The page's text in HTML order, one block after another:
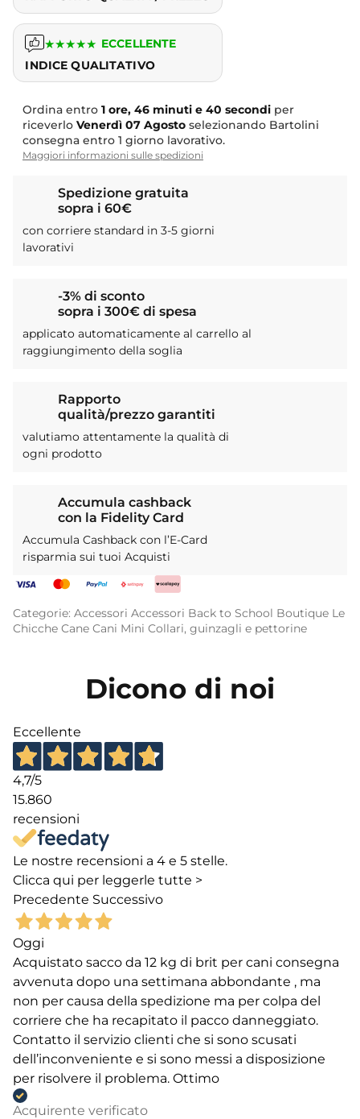
★★★★★ ECCELLENTE
INDICE QUALITATIVO
Ordina entro 1 ore, 46 minuti e 39 secondiper riceverlo
Venerdì 07 Agostoselezionando Bartolini consegna
entro 1 giorno lavorativo.
Maggiori informazioni sulle spedizioni
Spedizione gratuita
sopra i 60€
con corriere standard in 3-5 giorni
lavorativi
-3% di sconto
sopra i 300€ di spesa
applicato automaticamente al carrello al
raggiungimento della soglia
Rapporto
qualità/prezzo garantiti
valutiamo attentamente la qualità di
ogni prodotto
Accumula cashback
con la Fidelity Card
Accumula Cashback con l’E-Card
risparmia sui tuoi Acquisti
Categorie: Accessori Accessori Back to School Boutique Le
Chicche Cane Cani Mini Collari, guinzagli e pettorine
Dicono di noi
Eccellente
4,7/5
15.860
recensioni
Le nostre recensioni a 4 e 5 stelle.
Clicca qui per leggerle tutte >
Precedente Successivo
Oggi
Acquistato sacco da 12 kg di brit per cani consegna
avvenuta dopo una settimana abbondante , ma
non per causa della spedizione ma per colpa del
corriere che ha recapitato il pacco danneggiato.
Contatto il servizio clienti che si sono scusati
dell’inconveniente e si sono messi a disposizione
per risolvere il problema. Ottimo
Acquirente verificato